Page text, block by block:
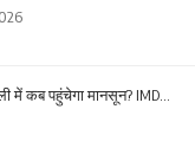
पहुंचेगा मानसून? IMD ने जारी किया येलो अलर्ट, जानिए आज के मौसम का पूरा अपडेट